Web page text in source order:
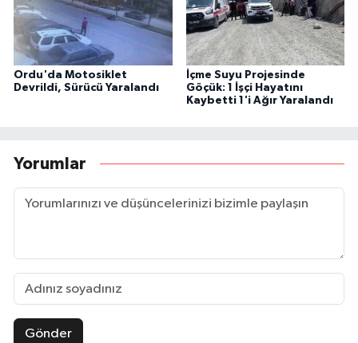
Ordu'da Motosiklet
Devrildi, Sürücü Yaralandı
İçme Suyu Projesinde
Göçük: 1 İşçi Hayatını
Kaybetti 1'i Ağır Yaralandı
Yorumlar
Gönder